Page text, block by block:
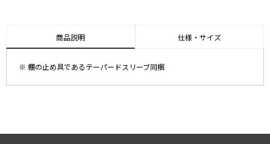
商品説明 仕様・サイズ
※ 棚の止め具であるテーパードスリーブ同梱